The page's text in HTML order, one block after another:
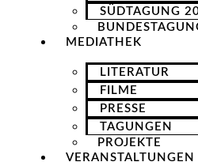
SÜDTAGUNG
MEDIATHEK
LITERATUR
FILME
PRESSE
TAGUNGEN
PROJEKTE
VERANSTALTUNGEN